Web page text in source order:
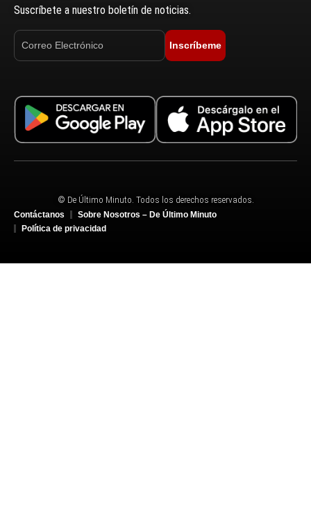
Suscríbete a nuestro boletín de noticias.
Inscríbeme
© De Último Minuto. Todos los derechos reservados.
Contáctanos
Sobre Nosotros – De Último Minuto
Política de privacidad